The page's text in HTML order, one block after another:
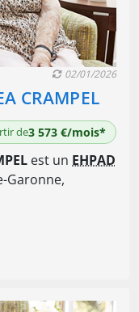
CRAMPEL
02/01/2026
de3 573 €/mois*
est un EHPAD
Garonne,